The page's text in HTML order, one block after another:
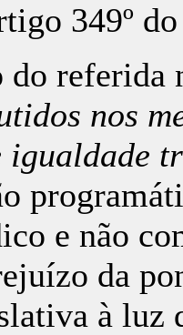
349º
do referida
nos
igualdade
e não
da
à luz